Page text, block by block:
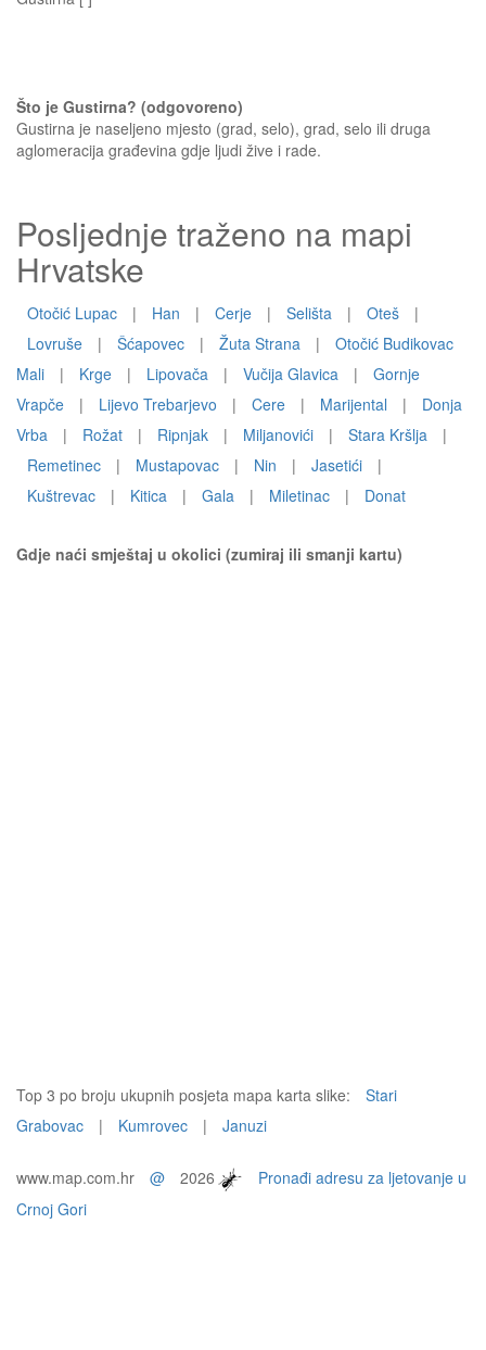
Što je Gustirna? (odgovoreno)
Gustirna je naseljeno mjesto (grad, selo), grad, selo ili druga
aglomeracija građevina gdje ljudi žive i rade.
Posljednje traženo na mapi
Hrvatske
Otočić Lupac | Han | Cerje | Selišta | Oteš
|
Lovruše
| Šćapovec | Žuta Strana |
Otočić Budikovac
Mali
| Krge | Lipovača | Vučija Glavica |
Gornje
Vrapče
| Lijevo Trebarjevo | Cere | Marijental |
Donja
Vrba
| Rožat | Ripnjak | Miljanovići | Stara Kršlja
|
Remetinec
| Mustapovac | Nin | Jasetići
|
Kuštrevac
| Kitica | Gala | Miletinac | Donat
Gdje naći smještaj u okolici (zumiraj ili smanji kartu)
Top 3 po broju ukupnih posjeta mapa karta slike:
Stari
Grabovac
| Kumrovec | Januzi
www.map.com.hr @ 2026
Pronađi adresu za ljetovanje u
Crnoj Gori